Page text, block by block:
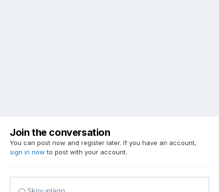
Join the conversation
You can post now and register later. If you have an account,
sign in now to post with your account.